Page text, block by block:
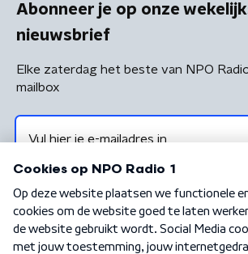
Abonneer je op onze
nieuwsbrief
Elke zaterdag het beste van NPO
mailbox
Algemene voorwaarden Privacybeleid